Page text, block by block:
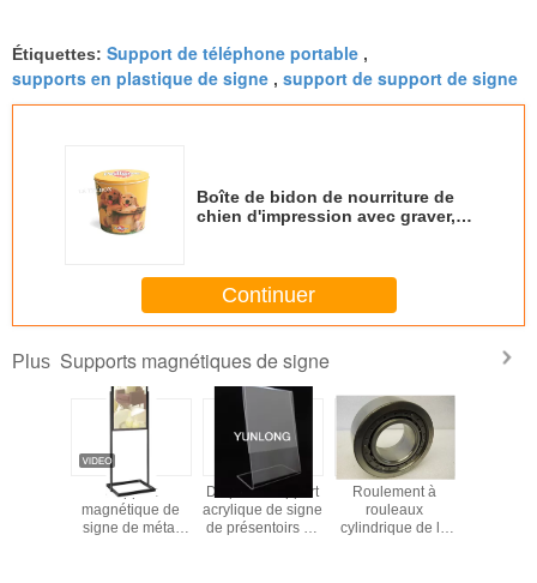
Étiquettes: Support de téléphone portable ,
supports en plastique de signe , support de support de signe
Boîte de bidon de nourriture de
chien d'impression avec graver,
Continuer
Plus Supports magnétiques de signe
Support
magnétique de
signe de métal
De pente support
acrylique de signe
de présentoirs de
Roulement à
rouleaux
cylindrique de la